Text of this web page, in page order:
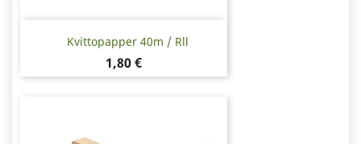
Kvittopapper 40m / Rll
Pris
1,80 €